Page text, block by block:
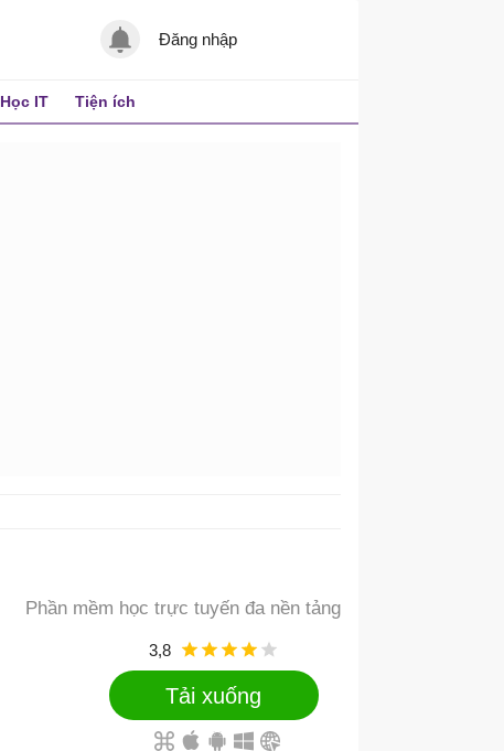
Đăng nhập
Học IT Tiện ích
Phần mềm học trực tuyến đa nền tảng
3,8
Tải xuống